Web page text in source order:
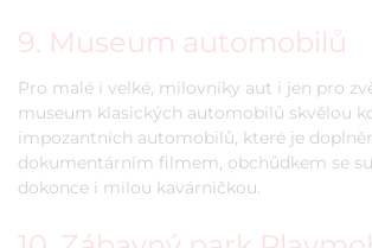
9. Museum automobilů
Pro malé i velké, milovníky aut i jen pro
museum klasických automobilů skvělou
impozantních automobilů, které je
dokumentárním filmem, obchůdkem se
dokonce i milou kavárničkou.